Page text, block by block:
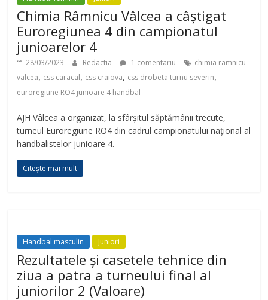
Chimia Râmnicu Vâlcea a câștigat
Euroregiunea 4 din campionatul
junioarelor 4
28/03/2023 Redactia 1 comentariu
chimia ramnicu
valcea, css caracal, css craiova, css drobeta turnu severin,
euroregiune RO4 junioare 4 handbal
AJH Vâlcea a organizat, la sfârșitul săptămânii trecute,
turneul Euroregiune RO4 din cadrul campionatului național al
handbalistelor junioare 4.
Citește mai mult
Handbal masculin Juniori
Rezultatele și casetele tehnice din
ziua a patra a turneului final al
juniorilor 2 (Valoare)